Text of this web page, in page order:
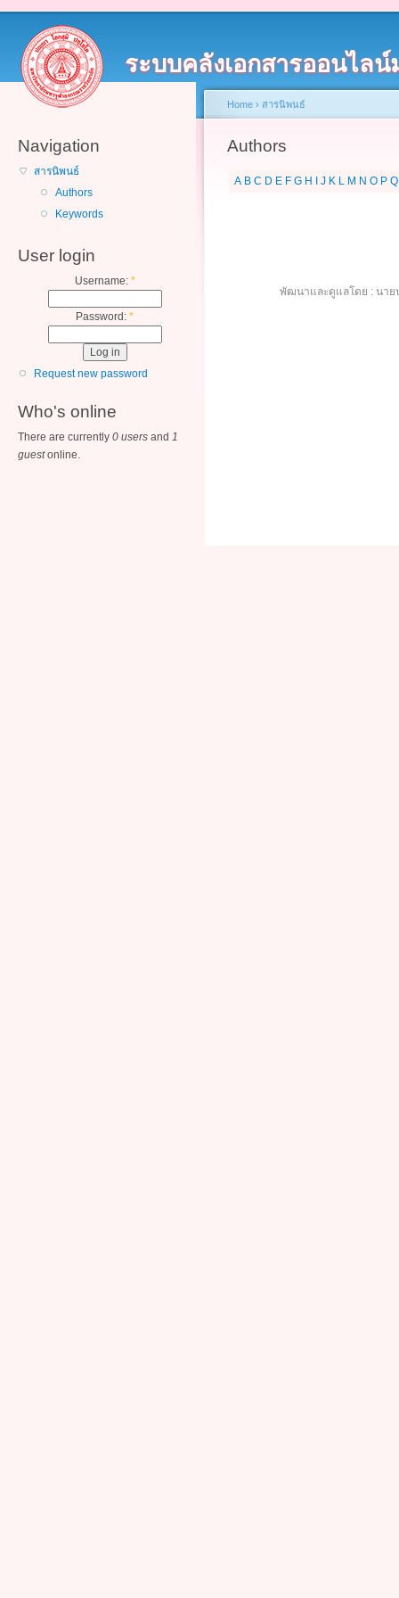
ระบบคลังเอกสารออนไล
Navigation
สารนิพนธ์
Authors
Keywords
User login
Username: *
Password: *
Request new password
Who's online
There are currently 0 users and 1
guestonline.
Home › สารนิพนธ์
Authors
A B C D E F G H J K L M N O P Q
พัฒนาและดูแลโดย : นาย